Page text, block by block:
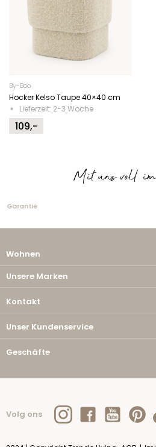
By-Boo
Hocker Kelso Taupe 40×40 cm
Lieferzeit: 2-3 Woche
109,-
Mit uns voll
Wohnen
Unsere Marken
Kontakt
Unser Kundenservice
Geschäfte
Volg ons